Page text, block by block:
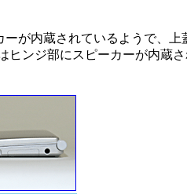
が内蔵されているようで、上
ヒンジ部にスピーカーが内蔵